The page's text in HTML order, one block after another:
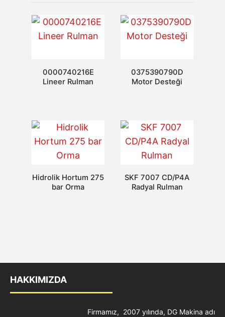
0000740216E
Lineer Rulman
0375390790D
Motor Desteği
Hidrolik Hortum 275
bar Orma
SKF 7007 CD/P4A
Radyal Rulman
HAKKIMIZDA
Firmamız, 2007 yılında, DG Makina adı